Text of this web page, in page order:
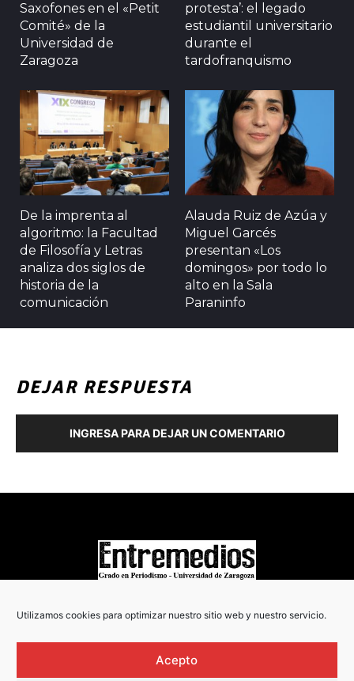
Utilizamos cookies para optimizar nuestro sitio web y nuestro servicio.
Acepto
Saxofones en el «Petit
Comité» de la
Universidad de
Zaragoza
protesta’: el legado
estudiantil universitario
durante el
tardofranquismo
De la imprenta al
algoritmo: la Facultad
de Filosofía y Letras
analiza dos siglos de
historia de la
comunicación
Alauda Ruiz de Azúa y
Miguel Garcés
presentan «Los
domingos» por todo lo
alto en la Sala
Paraninfo
DEJAR RESPUESTA
INGRESA PARA DEJAR UN COMENTARIO